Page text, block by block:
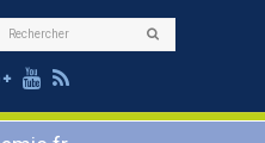
Rechercher
Google
Plus
Youtube
RSS